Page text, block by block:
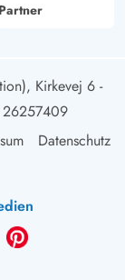
Partner
Kirkevej 6 -
26257409
Datenschutz